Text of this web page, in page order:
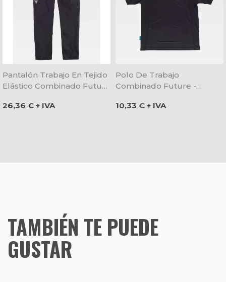
Pantalón Trabajo En Tejido
Elástico Combinado Future
Precio
26,36 € + IVA
Polo De Trabajo
Combinado Future -
Precio
10,33 € + IVA
TAMBIÉN TE PUEDE
GUSTAR